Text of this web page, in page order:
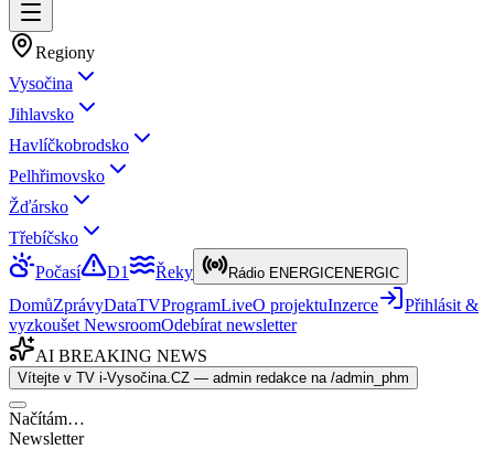
Regiony
Vysočina
Jihlavsko
Havlíčkobrodsko
Pelhřimovsko
Žďársko
Třebíčsko
Počasí
D1 Řeky Rádio ENERGICENERGIC
DomůZprávyDataTVProgramLiveO projektuInzerce
Přihlásit &
vyzkoušet NewsroomOdebírat newsletter
AI BREAKING NEWS
Vítejte v TV i-Vysočina.CZ — admin redakce na /admin_phm
Načítám…
Newsletter